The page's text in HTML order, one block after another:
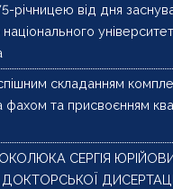
річницею від дня
складанням
та присвоєнням
СЕРГІЯ